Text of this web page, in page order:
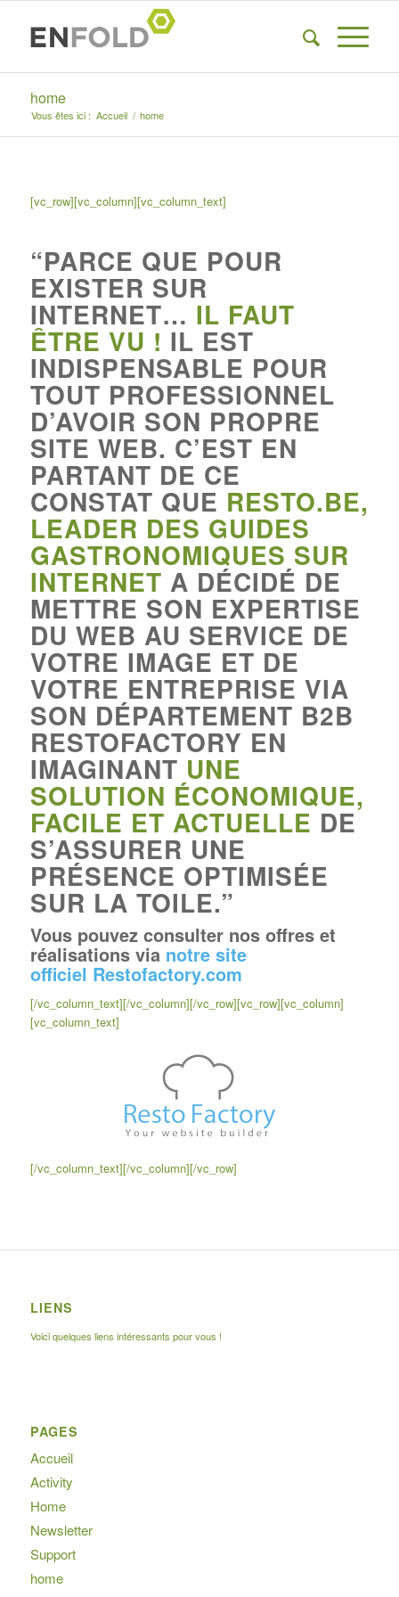
home
Vous êtes ici : Accueil / home
[vc_row][vc_column][vc_column_text]
“PARCE QUE POUR
EXISTER SUR
INTERNET… IL FAUT
ÊTRE VU ! IL EST
INDISPENSABLE POUR
TOUT PROFESSIONNEL
D’AVOIR SON PROPRE
SITE WEB. C’EST EN
PARTANT DE CE
CONSTAT QUE RESTO.BE,
LEADER DES GUIDES
GASTRONOMIQUES SUR
INTERNET A DÉCIDÉ DE
METTRE SON EXPERTISE
DU WEB AU SERVICE DE
VOTRE IMAGE ET DE
VOTRE ENTREPRISE VIA
SON DÉPARTEMENT B2B
RESTOFACTORY EN
IMAGINANT UNE
SOLUTION ÉCONOMIQUE,
FACILE ET ACTUELLE DE
S’ASSURER UNE
PRÉSENCE OPTIMISÉE
SUR LA TOILE.”
Vous pouvez consulter nos offres et
réalisations via notre site
officiel Restofactory.com
[/vc_column_text][/vc_column][/vc_row][vc_row][vc_column]
[vc_column_text]
[/vc_column_text][/vc_column][/vc_row]
LIENS
Voici quelques liens intéressants pour vous !
PAGES
Accueil
Activity
Home
Newsletter
Support
home